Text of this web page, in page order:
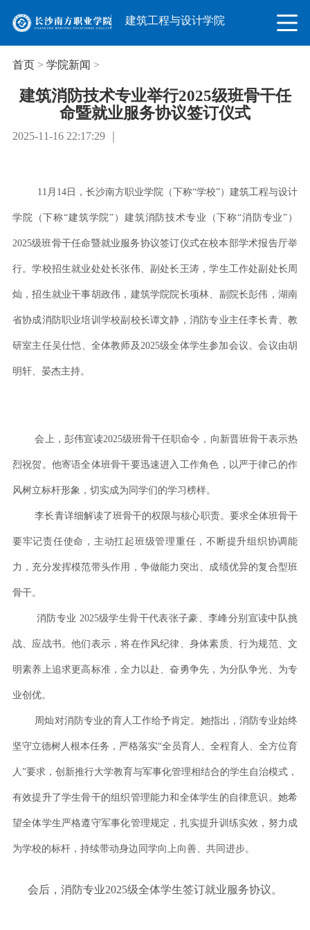
建筑工程与设计学院
首页> 学院新闻 >
建筑消防技术专业举行2025级班骨干任
命暨就业服务协议签订仪式
2025-11-16 22:17:29 ｜
11月14日，长沙南方职业学院（下称“学校”）建筑工程与设计
学院（下称“建筑学院”）建筑消防技术专业（下称“消防专业”）
2025级班骨干任命暨就业服务协议签订仪式在校本部学术报告厅举
行。学校招生就业处处长张伟、副处长王涛，学生工作处副处长周
灿，招生就业干事胡政伟，建筑学院院长项林、副院长彭伟，湖南
省协成消防职业培训学校副校长谭文静，消防专业主任李长青、教
研室主任吴仕恺、全体教师及2025级全体学生参加会议。会议由胡
明轩、晏杰主持。
会上，彭伟宣读2025级班骨干任职命令，向新晋班骨干表示热
烈祝贺。他寄语全体班骨干要迅速进入工作角色，以严于律己的作
风树立标杆形象，切实成为同学们的学习榜样。
李长青详细解读了班骨干的权限与核心职责。要求全体班骨干
要牢记责任使命，主动扛起班级管理重任，不断提升组织协调能
力，充分发挥模范带头作用，争做能力突出、成绩优异的复合型班
骨干。
消防专业 2025级学生骨干代表张子豪、李峰分别宣读中队挑
战、应战书。他们表示，将在作风纪律、身体素质、行为规范、文
明素养上追求更高标准，全力以赴、奋勇争先，为分队争光、为专
业创优。
周灿对消防专业的育人工作给予肯定。她指出，消防专业始终
坚守立德树人根本任务，严格落实“全员育人、全程育人、全方位育
人”要求，创新推行大学教育与军事化管理相结合的学生自治模式，
有效提升了学生骨干的组织管理能力和全体学生的自律意识。她希
望全体学生严格遵守军事化管理规定，扎实提升训练实效，努力成
为学校的标杆，持续带动身边同学向上向善、共同进步。
会后，消防专业2025级全体学生签订就业服务协议。